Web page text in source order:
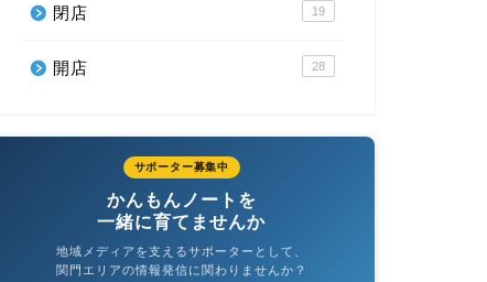
閉店 19
開店 28
サポーター募集中
かんもんノートを
一緒に育てませんか
地域メディアを支えるサポーターとして、
関門エリアの情報発信に関わりませんか？